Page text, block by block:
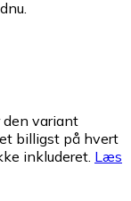
den variant
billigst på hvert
inkluderet. Læs